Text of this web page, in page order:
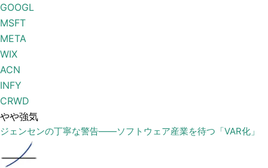
GOOGL
MSFT
META
WIX
ACN
INFY
CRWD
やや強気
ジェンセンの丁寧な警告——ソフトウェア産業を待つ「VAR化」